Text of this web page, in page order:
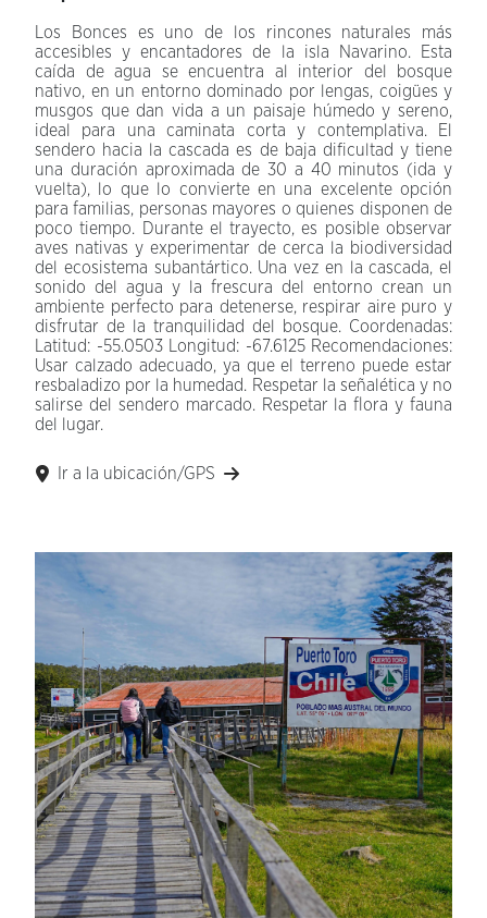
Los Bonces es uno de los rincones naturales más
accesibles y encantadores de la isla Navarino. Esta
caída de agua se encuentra al interior del bosque
nativo, en un entorno dominado por lengas, coigües y
musgos que dan vida a un paisaje húmedo y sereno,
ideal para una caminata corta y contemplativa. El
sendero hacia la cascada es de baja dificultad y tiene
una duración aproximada de 30 a 40 minutos (ida y
vuelta), lo que lo convierte en una excelente opción
para familias, personas mayores o quienes disponen de
poco tiempo. Durante el trayecto, es posible observar
aves nativas y experimentar de cerca la biodiversidad
del ecosistema subantártico. Una vez en la cascada, el
sonido del agua y la frescura del entorno crean un
ambiente perfecto para detenerse, respirar aire puro y
disfrutar de la tranquilidad del bosque. Coordenadas:
Latitud: -55.0503 Longitud: -67.6125 Recomendaciones:
Usar calzado adecuado, ya que el terreno puede estar
resbaladizo por la humedad. Respetar la señalética y no
salirse del sendero marcado. Respetar la flora y fauna
del lugar.
Ir a la ubicación/GPS